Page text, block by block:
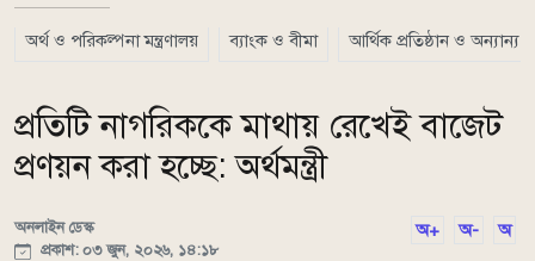
অর্থ ও পরিকল্পনা মন্ত্রণালয় ব্যাংক ও বীমা আর্থিক প্রতিষ্ঠান ও অন্যান্য
প্রতিটি নাগরিককে মাথায় রেখেই বাজেট
প্রণয়ন করা হচ্ছে: অর্থমন্ত্রী
অনলাইন ডেস্ক
প্রকাশ: ০৩ জুন, ২০২৬, ১৪:১৮
অ+ অ- অ